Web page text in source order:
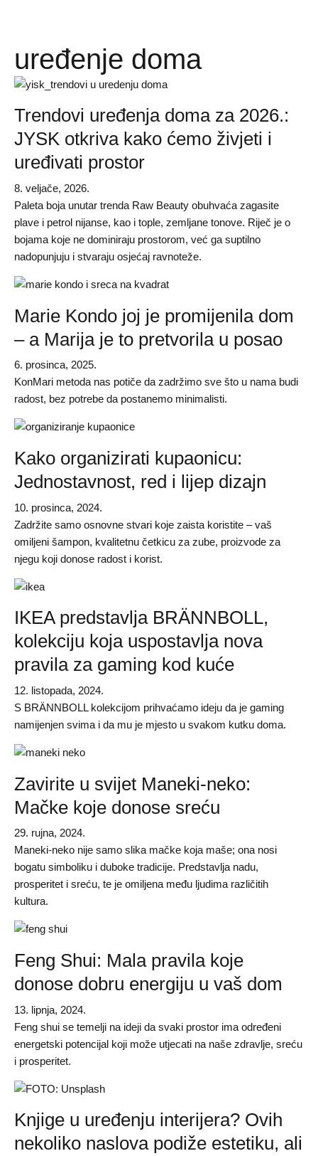
uređenje doma
Trendovi uređenja doma za 2026.:
JYSK otkriva kako ćemo živjeti i
uređivati prostor
8. veljače, 2026.
Paleta boja unutar trenda Raw Beauty obuhvaća zagasite
plave i petrol nijanse, kao i tople, zemljane tonove. Riječ je o
bojama koje ne dominiraju prostorom, već ga suptilno
nadopunjuju i stvaraju osjećaj ravnoteže.
Marie Kondo joj je promijenila dom
– a Marija je to pretvorila u posao
6. prosinca, 2025.
KonMari metoda nas potiče da zadržimo sve što u nama budi
radost, bez potrebe da postanemo minimalisti.
Kako organizirati kupaonicu:
Jednostavnost, red i lijep dizajn
10. prosinca, 2024.
Zadržite samo osnovne stvari koje zaista koristite – vaš
omiljeni šampon, kvalitetnu četkicu za zube, proizvode za
njegu koji donose radost i korist.
IKEA predstavlja BRÄNNBOLL,
kolekciju koja uspostavlja nova
pravila za gaming kod kuće
12. listopada, 2024.
S BRÄNNBOLL kolekcijom prihvaćamo ideju da je gaming
namijenjen svima i da mu je mjesto u svakom kutku doma.
Zavirite u svijet Maneki-neko:
Mačke koje donose sreću
29. rujna, 2024.
Maneki-neko nije samo slika mačke koja maše; ona nosi
bogatu simboliku i duboke tradicije. Predstavlja nadu,
prosperitet i sreću, te je omiljena među ljudima različitih
kultura.
Feng Shui: Mala pravila koje
donose dobru energiju u vaš dom
13. lipnja, 2024.
Feng shui se temelji na ideji da svaki prostor ima određeni
energetski potencijal koji može utjecati na naše zdravlje, sreću
i prosperitet.
Knjige u uređenju interijera? Ovih
nekoliko naslova podiže estetiku, ali